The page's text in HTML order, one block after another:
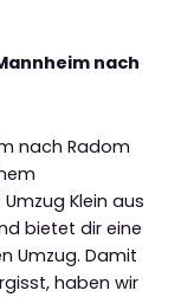
nach
nach Radom
Klein aus
bietet dir eine
Umzug. Damit
haben wir